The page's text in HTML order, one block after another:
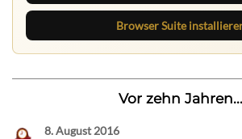
Browser Suite
Vor zehn Jahren...
8. August 2016